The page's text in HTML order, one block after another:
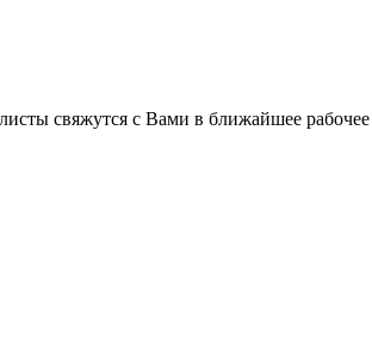
свяжутся с Вами в ближайшее